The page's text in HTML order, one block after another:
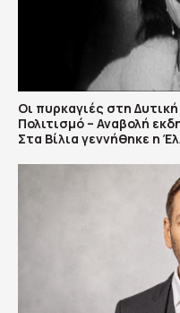
Οι πυρκαγιές στη
Πολιτισμό – Αναβολή
Στα Βίλια γεννήθηκε η